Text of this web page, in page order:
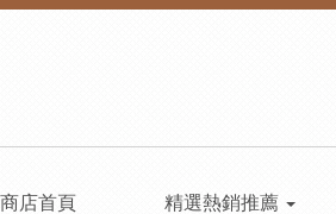
商店首頁 精選熱銷推薦